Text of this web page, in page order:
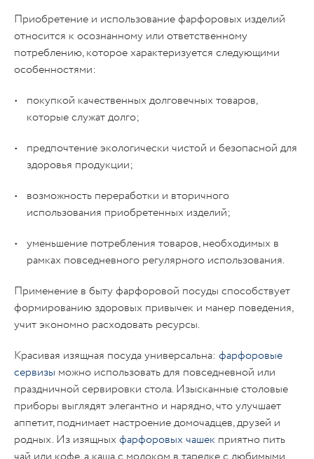
Приобретение и использование фарфоровых изделий
относится к осознанному или ответственному
потреблению, которое характеризуется следующими
особенностями:
покупкой качественных долговечных товаров,
которые служат долго;
предпочтение экологически чистой и безопасной для
здоровья продукции;
возможность переработки и вторичного
использования приобретенных изделий;
уменьшение потребления товаров, необходимых в
рамках повседневного регулярного использования.
Применение в быту фарфоровой посуды способствует
формированию здоровых привычек и манер поведения,
учит экономно расходовать ресурсы.
Красивая изящная посуда универсальна: фарфоровые
сервизы можно использовать для повседневной или
праздничной сервировки стола. Изысканные столовые
приборы выглядят элегантно и нарядно, что улучшает
аппетит, поднимает настроение домочадцев, друзей и
родных. Из изящных фарфоровых чашек приятно пить